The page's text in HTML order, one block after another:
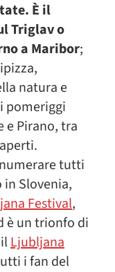
È il
Triglav o
a Maribor;
natura e
pomeriggi
e Pirano, tra
tutti
Slovenia,
Festival,
è un trionfo di
Ljubljana
i fan del